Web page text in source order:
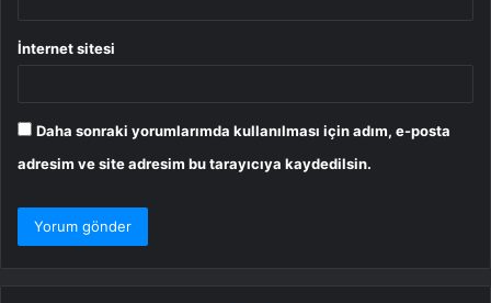
İnternet sitesi
Daha sonraki yorumlarımda kullanılması için adım, e-posta
adresim ve site adresim bu tarayıcıya kaydedilsin.